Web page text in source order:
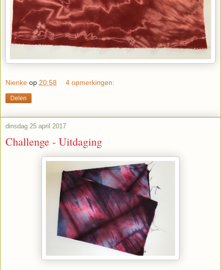
Nienke op 20:58 4 opmerkingen:
Delen
dinsdag 25 april 2017
Challenge - Uitdaging